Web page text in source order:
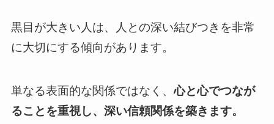
黒目が大きい人は、人との深い結びつきを非常
に大切にする傾向があります。
単なる表面的な関係ではなく、心と心でつなが
ることを重視し、深い信頼関係を築きます。